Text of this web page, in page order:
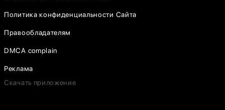
Политика конфиденциальности Сайта
Правообладателям
DMCA complain
Реклама
Скачать приложение